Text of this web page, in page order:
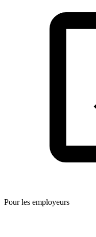
Pour les employeurs